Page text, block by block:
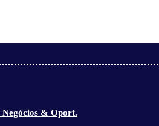
Negócios & Oport.